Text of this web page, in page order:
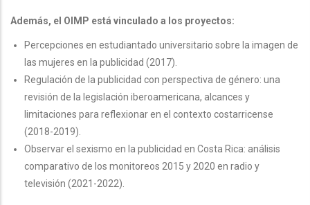
Además, el OIMP está vinculado a los proyectos:
Percepciones en estudiantado universitario sobre la imagen de
las mujeres en la publicidad (2017).
Regulación de la publicidad con perspectiva de género: una
revisión de la legislación iberoamericana, alcances y
limitaciones para reflexionar en el contexto costarricense
(2018-2019).
Observar el sexismo en la publicidad en Costa Rica: análisis
comparativo de los monitoreos 2015 y 2020 en radio y
televisión (2021-2022).